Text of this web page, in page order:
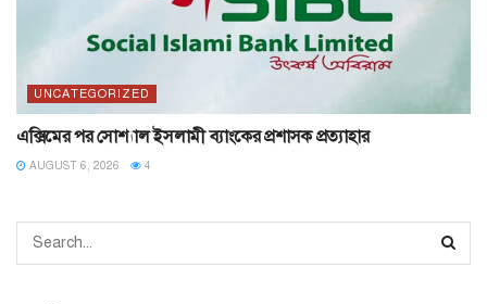
UNCATEGORIZED
এক্সিমের পর সোশ্যাল ইসলামী ব্যাংকের প্রশাসক প্রত্যাহার
AUGUST 6, 2026 4